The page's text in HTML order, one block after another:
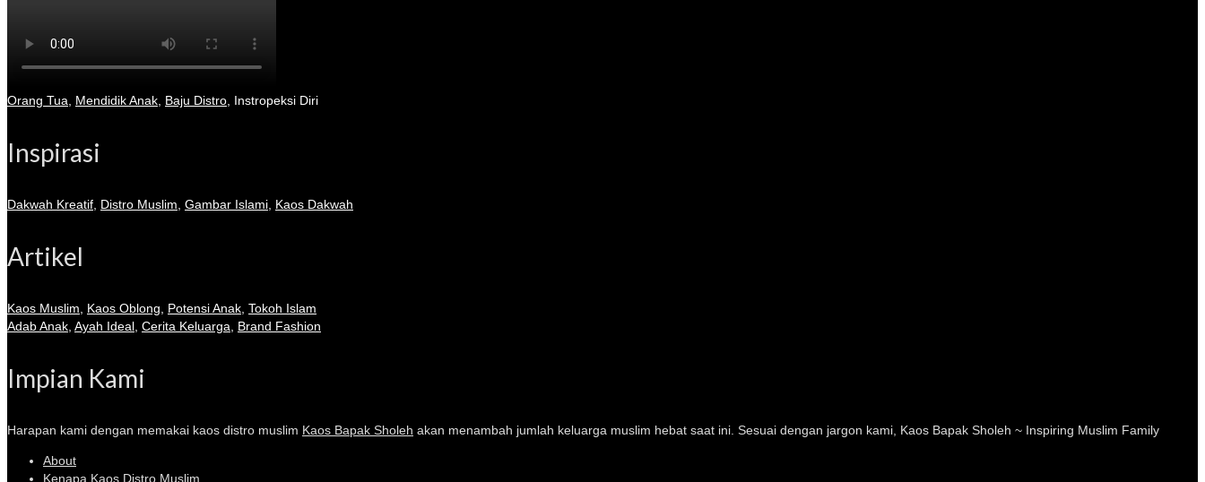
Orang Tua Mendidik Anak Baju Distro Instropeksi Diri
Inspirasi
Dakwah Kreatif Distro Muslim Gambar Islami Kaos Dakwah
Artikel
Kaos Muslim Kaos Oblong Potensi Anak Tokoh Islam
Adab Anak Ayah Ideal Cerita Keluarga Brand Fashion
Impian Kami
Harapan kami dengan memakai kaos distro muslim Kaos Bapak Sholeh akan menambah jumlah keluarga muslim hebat saat ini. Sesuai dengan jargon kami, Kaos Bapak Sholeh ~ Inspiring Muslim Family
About
Kenapa Kaos Distro Muslim